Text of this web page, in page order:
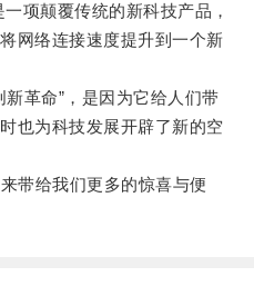
颠覆传统的新科技产品，
网络连接速度提升到一个新
革命”，是因为它给人们带
也为科技发展开辟了新的空
给我们更多的惊喜与便